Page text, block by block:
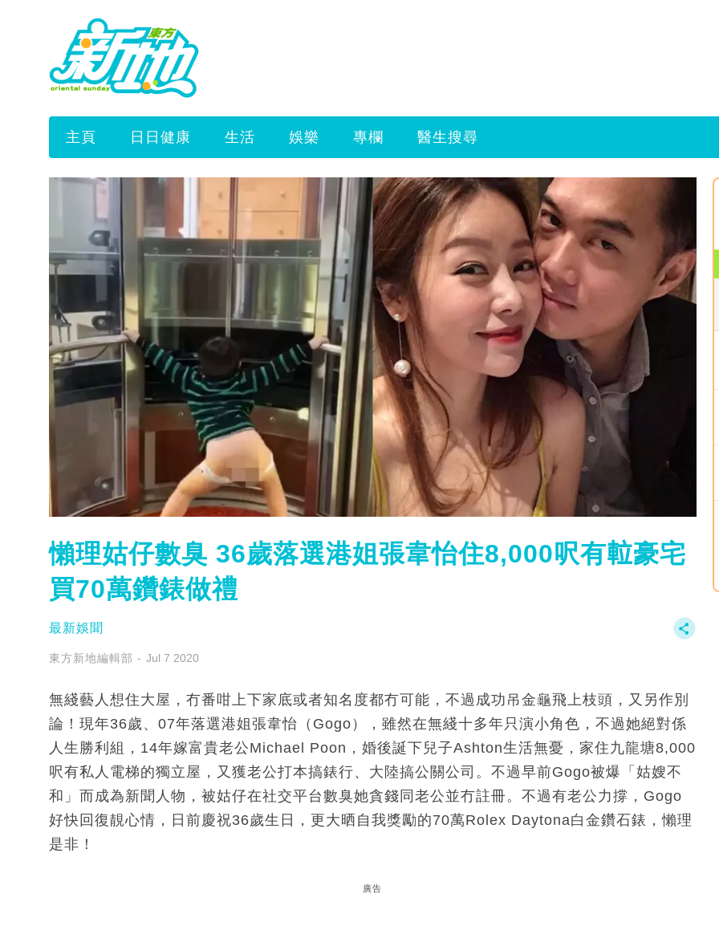
主頁 日日健康 生活 娛樂 專欄 醫生搜尋
懶理姑仔數臭 36歲落選港姐張韋怡住8,000呎有𨋢豪宅
買70萬鑽錶做禮
最新娛聞
東方新地編輯部 Jul 7 2020
無綫藝人想住大屋，冇番咁上下家底或者知名度都冇可能，不過成功吊金龜飛上枝頭，又另作別
論！現年36歲、07年落選港姐張韋怡（Gogo），雖然在無綫十多年只演小角色，不過她絕對係
人生勝利組，14年嫁富貴老公Michael Poon，婚後誕下兒子Ashton生活無憂，家住九龍塘8,000
呎有私人電梯的獨立屋，又獲老公打本搞錶行、大陸搞公關公司。不過早前Gogo被爆「姑嫂不
和」而成為新聞人物，被姑仔在社交平台數臭她貪錢同老公並冇註冊。不過有老公力撐，Gogo
好快回復靚心情，日前慶祝36歲生日，更大晒自我獎勵的70萬Rolex Daytona白金鑽石錶，懶理
是非！
廣告